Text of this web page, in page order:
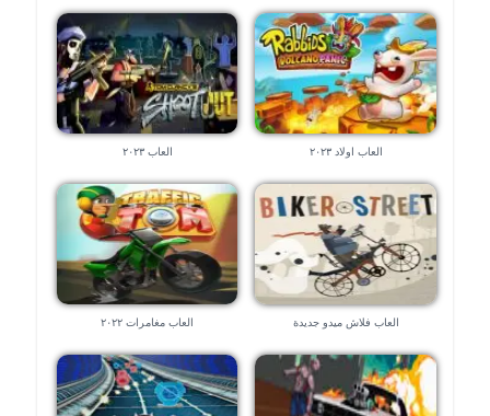
العاب اولاد ٢٠٢٣ العاب ٢٠٢٣
العاب فلاش ميدو جديدة العاب مغامرات ٢٠٢٢